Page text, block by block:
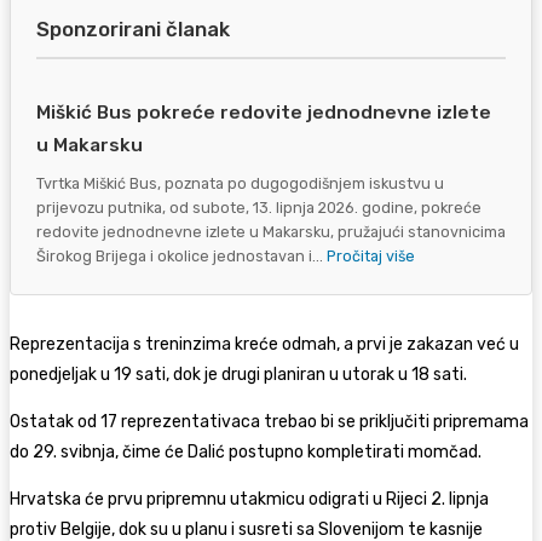
Sponzorirani članak
Miškić Bus pokreće redovite jednodnevne izlete
u Makarsku
Tvrtka Miškić Bus, poznata po dugogodišnjem iskustvu u
prijevozu putnika, od subote, 13. lipnja 2026. godine, pokreće
redovite jednodnevne izlete u Makarsku, pružajući stanovnicima
Širokog Brijega i okolice jednostavan i... Pročitaj više
Reprezentacija s treninzima kreće odmah, a prvi je zakazan već u
ponedjeljak u 19 sati, dok je drugi planiran u utorak u 18 sati.
Ostatak od 17 reprezentativaca trebao bi se priključiti pripremama
do 29. svibnja, čime će Dalić postupno kompletirati momčad.
Hrvatska će prvu pripremnu utakmicu odigrati u Rijeci 2. lipnja
protiv Belgije, dok su u planu i susreti sa Slovenijom te kasnije